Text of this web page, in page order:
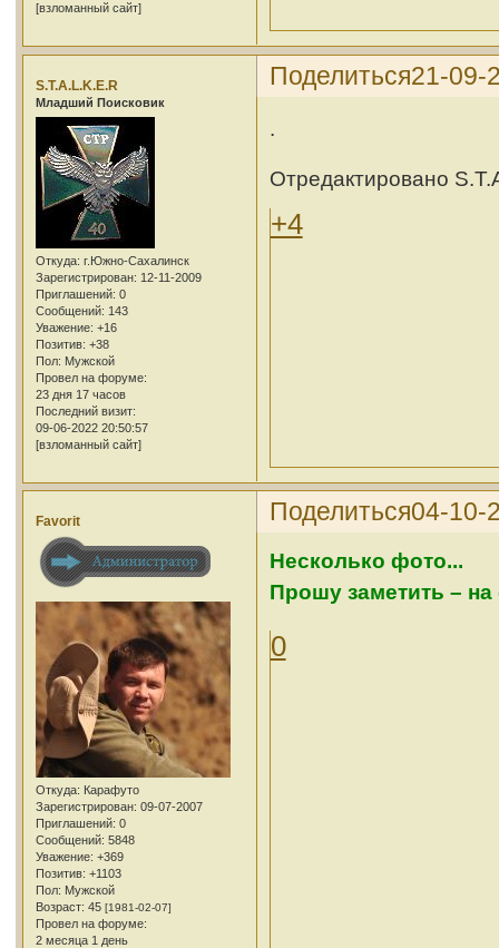
[взломанный сайт]
Поделиться21-09-
S.T.A.L.K.E.R
Младший Поисковик
Откуда: г.Южно-Сахалинск
Зарегистрирован: 12-11-2009
Приглашений: 0
Сообщений: 143
Уважение: +16
Позитив: +38
Пол: Мужской
Провел на форуме:
23 дня 17 часов
Последний визит:
09-06-2022 20:50:57
[взломанный сайт]
.
Отредактировано
+4
Поделиться04-10-
Favorit
Откуда: Карафуто
Зарегистрирован: 09-07-2007
Приглашений: 0
Сообщений: 5848
Уважение: +369
Позитив: +1103
Пол: Мужской
Возраст: 45 [1981-02-07]
Провел на форуме:
2 месяца 1 день
Несколько фото...
Прошу заметить –
0